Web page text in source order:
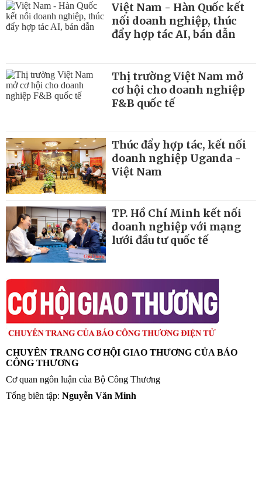
Việt Nam - Hàn Quốc kết
nối doanh nghiệp, thúc
đẩy hợp tác AI, bán dẫn
Thị trường Việt Nam mở
cơ hội cho doanh nghiệp
F&B quốc tế
Thúc đẩy hợp tác, kết nối
doanh nghiệp Uganda -
Việt Nam
TP. Hồ Chí Minh kết nối
doanh nghiệp với mạng
lưới đầu tư quốc tế
CHUYÊN TRANG CƠ HỘI GIAO THƯƠNG CỦA BÁO
CÔNG THƯƠNG
Cơ quan ngôn luận của Bộ Công Thương
Tổng biên tập: Nguyễn Văn Minh